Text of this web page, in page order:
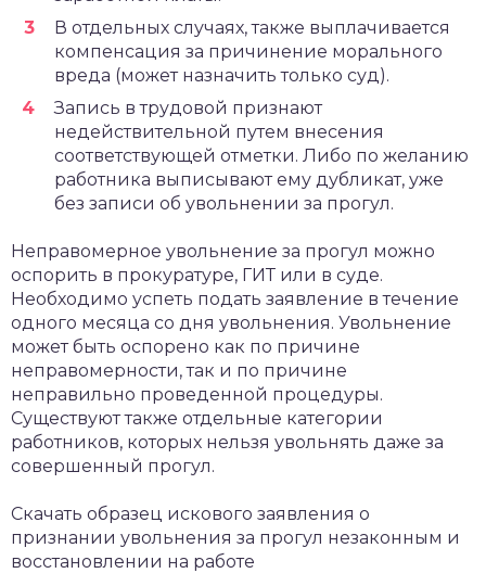
В отдельных случаях, также выплачивается
компенсация за причинение морального
вреда (может назначить только суд).
Запись в трудовой признают
недействительной путем внесения
соответствующей отметки. Либо по желанию
работника выписывают ему дубликат, уже
без записи об увольнении за прогул.
Неправомерное увольнение за прогул можно
оспорить в прокуратуре, ГИТ или в суде.
Необходимо успеть подать заявление в течение
одного месяца со дня увольнения. Увольнение
может быть оспорено как по причине
неправомерности, так и по причине
неправильно проведенной процедуры.
Существуют также отдельные категории
работников, которых нельзя увольнять даже за
совершенный прогул.
Скачать образец искового заявления о
признании увольнения за прогул незаконным и
восстановлении на работе